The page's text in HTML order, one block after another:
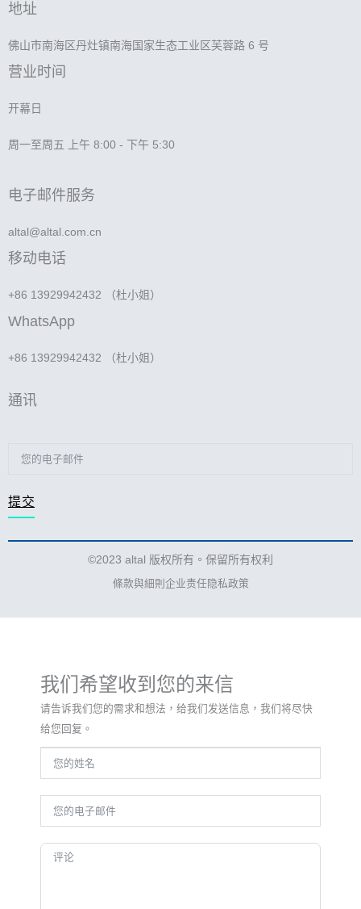
地址
佛山市南海区丹灶镇南海国家生态工业区芙蓉路 6 号
营业时间
开幕日
周一至周五 上午 8:00 - 下午 5:30
电子邮件服务
altal@altal.com.cn
移动电话
+86 13929942432 （杜小姐）
WhatsApp
+86 13929942432 （杜小姐）
通讯
提交
©2023 altal 版权所有。保留所有权利
條款與細則企业责任隐私政策
我们希望收到您的来信
请告诉我们您的需求和想法，给我们发送信息，我们将尽快
给您回复。